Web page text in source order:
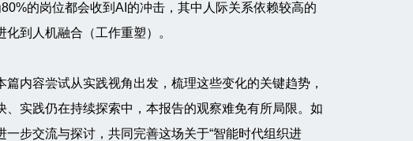
的岗位都会收到AI的冲击，其中人际关系依赖较高的
到人机融合（工作重塑）。
内容尝试从实践视角出发，梳理这些变化的关键趋势，
实践仍在持续探索中，本报告的观察难免有所局限。如
步交流与探讨，共同完善这场关于“智能时代组织进